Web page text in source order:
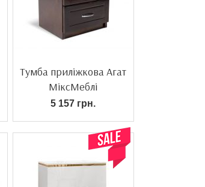
Тумба приліжкова Агат
МіксМеблі
5 157 грн.